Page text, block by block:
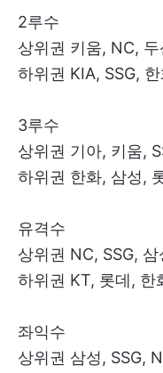
2루수
상위권 키움, NC,
하위권 KIA, SSG,
3루수
상위권 기아, 키움,
하위권 한화, 삼성,
유격수
상위권 NC, SSG,
하위권 KT, 롯데, 한
좌익수
상위권 삼성, SSG,